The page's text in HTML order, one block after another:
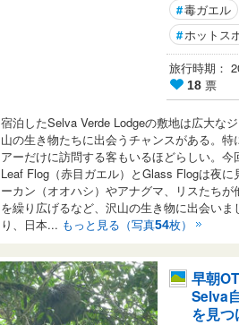
#毒ガエル
#ホットス
旅行時期：
18 票
宿泊したSelva Verde Lodgeの敷地は広大な
山の生き物たちに出会うチャンスがある。
アーだけに訪問する客もいるほどらしい。
Leaf Flog（赤目ガエル）とGlass Flogは夜
ーカン（オオハシ）やアナグマ、リスたち
を繰り広げるなど、沢山の生き物に出会い
り、日本... もっと見る（写真54枚）
早朝
Selva
を見つ